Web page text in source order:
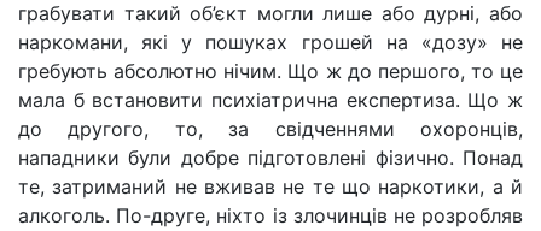
грабувати такий об’єкт могли лише або дурні, або
наркомани, які у пошуках грошей на «дозу» не
гребують абсолютно нічим. Що ж до першого, то це
мала б встановити психіатрична експертиза. Що ж
до другого, то, за свідченнями охоронців,
нападники були добре підготовлені фізично. Понад
те, затриманий не вживав не те що наркотики, а й
алкоголь. По-друге, ніхто із злочинців не розробляв